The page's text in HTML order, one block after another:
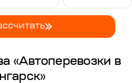
«Автоперевозки в